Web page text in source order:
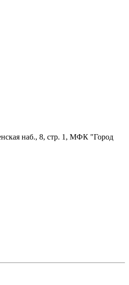
наб., 8, стр. 1, МФК "Город